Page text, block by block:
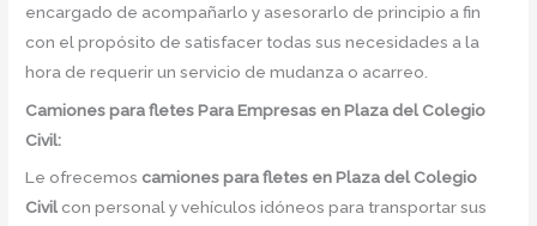
encargado de acompañarlo y asesorarlo de principio a fin
con el propósito de satisfacer todas sus necesidades a la
hora de requerir un servicio de mudanza o acarreo.
Camiones para fletesPara Empresas en Plaza del Colegio
Civil:
Le ofrecemos camiones para fletes enPlaza del Colegio
Civilcon personal y vehículos idóneos para transportar sus